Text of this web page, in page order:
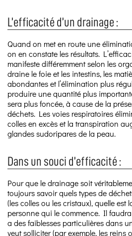
L’efficacité d’un drainage :
Quand on met en route une
on en constate les résultats.
manifeste différemment selon les
draine le foie et les intestins, les
abondantes et l’élimination plus
produire une quantité plus
sera plus foncée, à cause de la
déchets. Les voies respiratoires
colles en excès et la transpiration
glandes sudoripares de la peau.
Dans un souci d’efficacité :
Pour que le drainage soit
toujours savoir quels types de
(les colles ou les cristaux), quelle est
personne qui le commence. Il
a des faiblesses particulières dans
veut solliciter (par exemple, les reins